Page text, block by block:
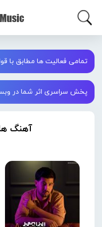
تمامی فعالیت ها مطابق با
پخش سراسری اثر شما در وبسایت
آهنگ